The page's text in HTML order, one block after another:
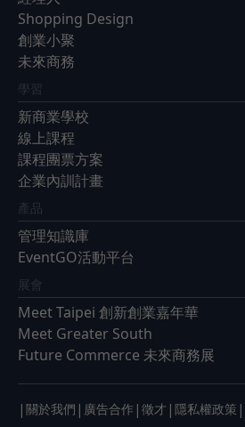
Shopping Design
創業小聚
未來商務
學習
新商業學校
線上課程
課程團票方案
企業內訓計畫
產品
管理知識庫
EventGO活動平台
展會
Meet Taipei 創新創業嘉年華
Meet Greater South
Future Commerce 未來商務展
| 關於我們 | 廣告合作 | 徵才 | 隱私權政策 |